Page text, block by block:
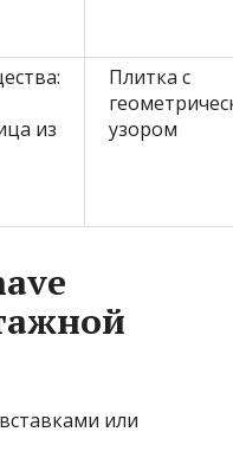
из
Плитка с
узором
или